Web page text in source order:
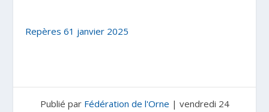
Repères 61 janvier 2025
Publié par Fédération de l'Orne | vendredi 24